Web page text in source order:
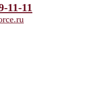
11-11